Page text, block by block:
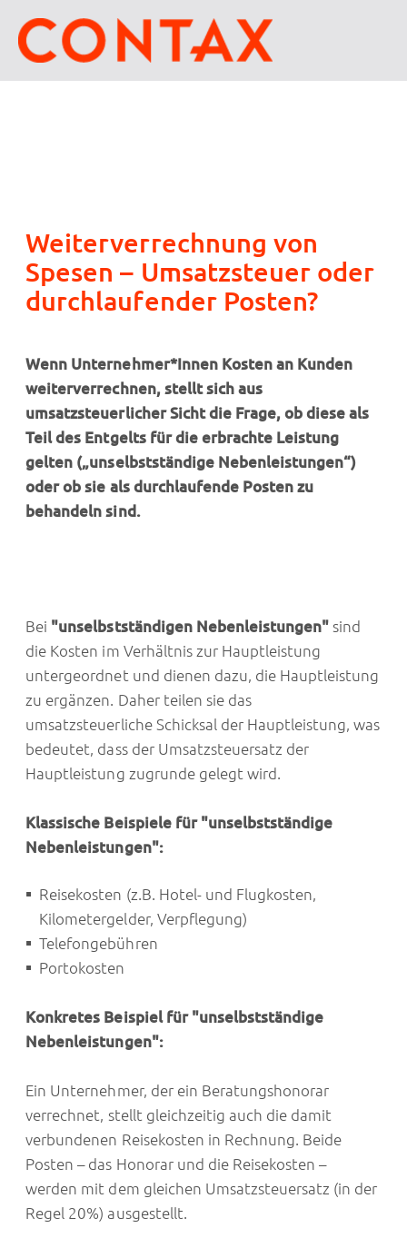
Weiterverrechnung von
Spesen – Umsatzsteuer oder
durchlaufender Posten?
Wenn Unternehmer*Innen Kosten an Kunden
weiterverrechnen, stellt sich aus
umsatzsteuerlicher Sicht die Frage, ob diese als
Teil des Entgelts für die erbrachte Leistung
gelten („unselbstständige Nebenleistungen“)
oder ob sie als durchlaufende Posten zu
behandeln sind.
Bei "unselbstständigen Nebenleistungen" sind
die Kosten im Verhältnis zur Hauptleistung
untergeordnet und dienen dazu, die Hauptleistung
zu ergänzen. Daher teilen sie das
umsatzsteuerliche Schicksal der Hauptleistung, was
bedeutet, dass der Umsatzsteuersatz der
Hauptleistung zugrunde gelegt wird.
Klassische Beispiele für "unselbstständige
Nebenleistungen":
Reisekosten (z.B. Hotel- und Flugkosten,
Kilometergelder, Verpflegung)
Telefongebühren
Portokosten
Konkretes Beispiel für "unselbstständige
Nebenleistungen":
Ein Unternehmer, der ein Beratungshonorar
verrechnet, stellt gleichzeitig auch die damit
verbundenen Reisekosten in Rechnung. Beide
Posten – das Honorar und die Reisekosten –
werden mit dem gleichen Umsatzsteuersatz (in der
Regel 20%) ausgestellt.